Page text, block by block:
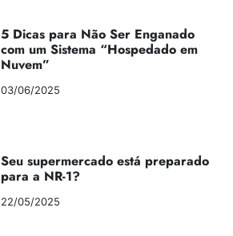
5 Dicas para Não Ser Enganado
com um Sistema “Hospedado em
Nuvem”
03/06/2025
Seu supermercado está preparado
para a NR-1?
22/05/2025